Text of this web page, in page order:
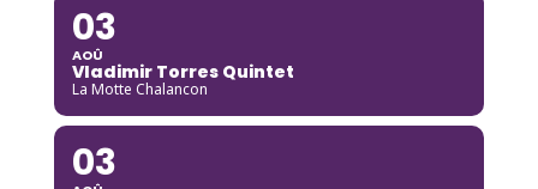
03
AOÛ
Vladimir Torres Quintet
La Motte Chalancon
03